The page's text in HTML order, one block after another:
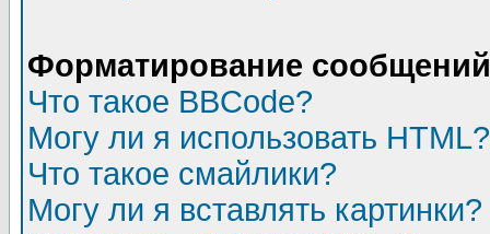
Форматирование
Что такое BBCode?
Могу ли я использовать HTML?
Что такое смайлики?
Могу ли я вставлять картинки?